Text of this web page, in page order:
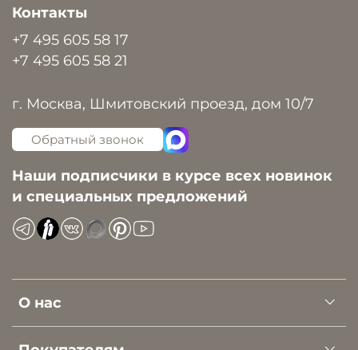
О нас
Контакты
+7 495 605 58 17
+7 495 605 58 21
г. Москва, Шмитовский проезд, дом 10/7
Обратный звонок
Наши подписчики в курсе всех новинок
и специальных предложений